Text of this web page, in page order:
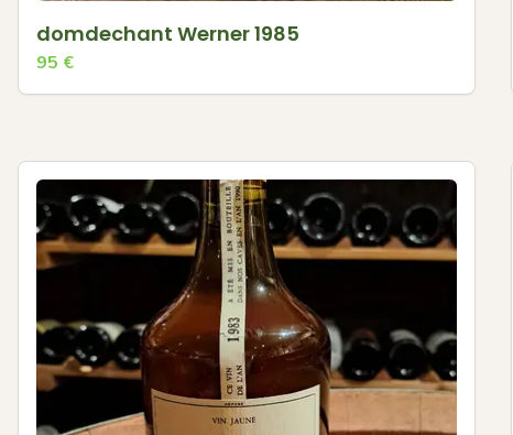
domdechant Werner 1985
95 €